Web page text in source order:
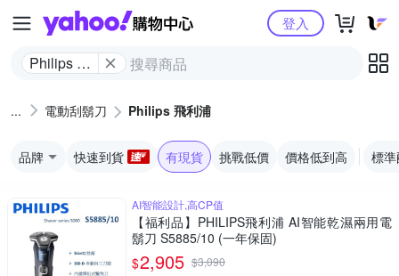
Yahoo購物中心
Philips 飛
登入
電動刮鬍刀 Philips 飛利浦
品牌 快速到貨 有現貨 挑戰低價 價格低到高 標
AI智能設計,高CP值
【福利品】PHILIPS飛利浦 AI智能乾濕兩用電
鬍刀 S5885/10 (一年保固)
$2,905 $3,090